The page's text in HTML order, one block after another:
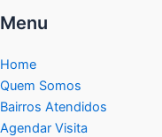
Menu
Home
Quem Somos
Bairros Atendidos
Agendar Visita